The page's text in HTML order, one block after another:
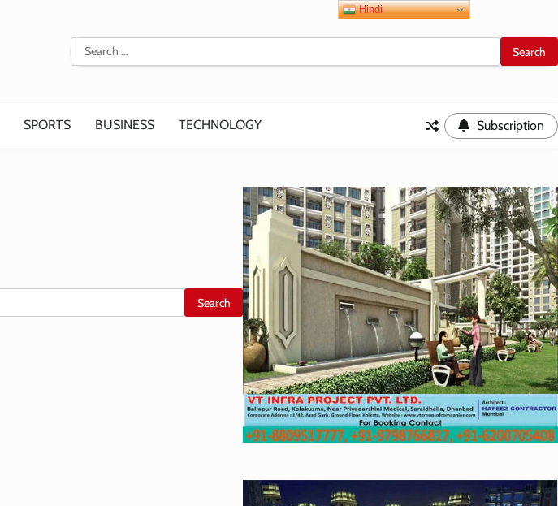
Search
for:
SPORTS BUSINESS TECHNOLOGY Subscription
Hindi